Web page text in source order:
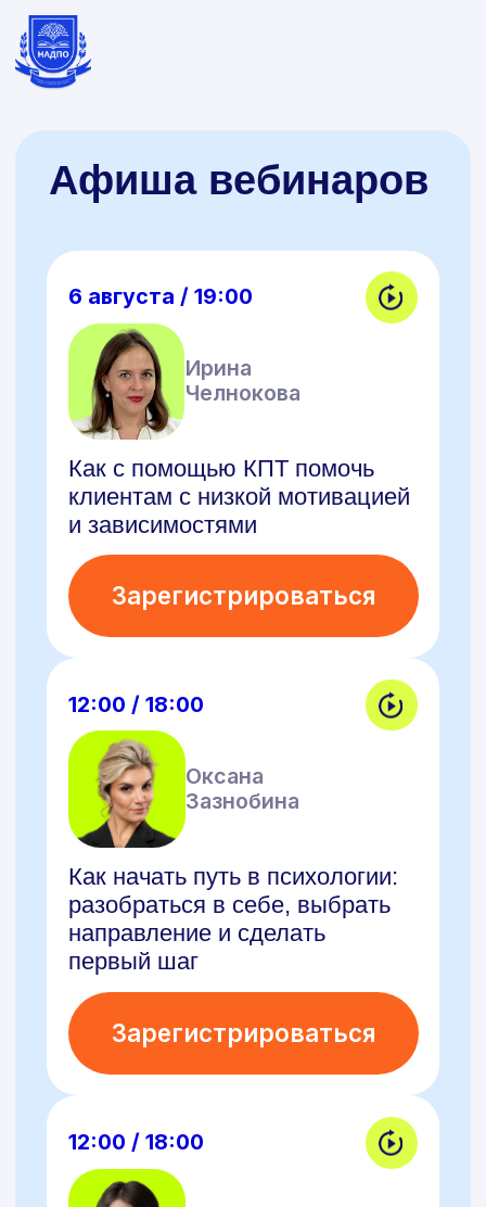
Как с помощью КПТ помочь
клиентам с низкой мотивацией
и зависимостями
Зарегистрироваться
12:00 / 18:00
Оксана
Как начать путь в психологии:
разобраться в себе, выбрать
направление и сделать
Зарегистрироваться
12:00 / 18:00
Анна
Крючкова
Психосоматика в 2026 году —
учимся говорить с телом
клиента
Зарегистрироваться
12:00 / 18:00
Мария
Зотова
Афиша вебинаров